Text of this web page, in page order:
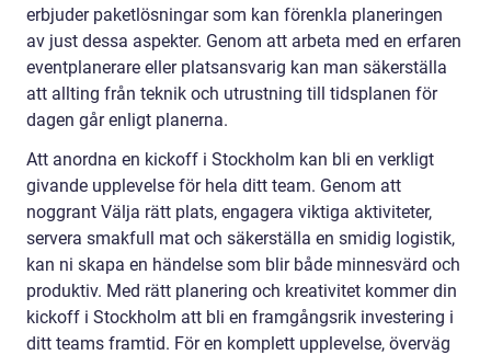
erbjuder paketlösningar som kan förenkla planeringen
av just dessa aspekter. Genom att arbeta med en erfaren
eventplanerare eller platsansvarig kan man säkerställa
att allting från teknik och utrustning till tidsplanen för
dagen går enligt planerna.
Att anordna en kickoff i Stockholm kan bli en verkligt
givande upplevelse för hela ditt team. Genom att
noggrant Välja rätt plats, engagera viktiga aktiviteter,
servera smakfull mat och säkerställa en smidig logistik,
kan ni skapa en händelse som blir både minnesvärd och
produktiv. Med rätt planering och kreativitet kommer din
kickoff i Stockholm att bli en framgångsrik investering i
ditt teams framtid. För en komplett upplevelse, överväg